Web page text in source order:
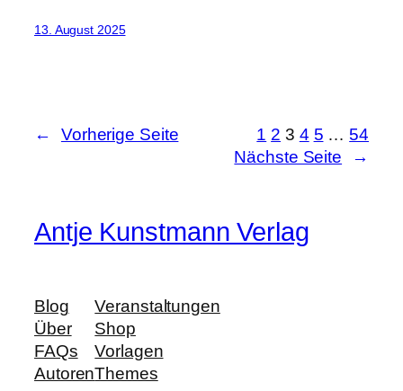
13. August 2025
← Vorherige Seite 1 2 3 4 5 … 54
Nächste Seite
→
Antje Kunstmann Verlag
Blog
Über
FAQs
Autoren
Veranstaltungen
Shop
Vorlagen
Themes